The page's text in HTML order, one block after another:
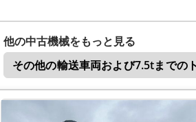
他の中古機械をもっと見る
その他の輸送車両および7.5tまでの